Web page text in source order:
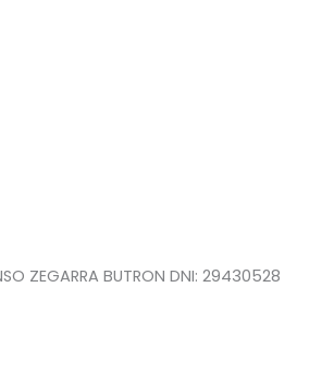
ZEGARRA BUTRON DNI: 29430528